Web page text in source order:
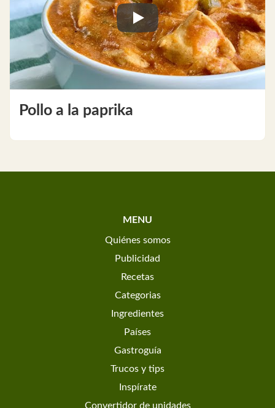
Play
Pollo a la paprika
MENU
Quiénes somos
Publicidad
Recetas
Categorias
Ingredientes
Países
Gastroguía
Trucos y tips
Inspírate
Convertidor de unidades